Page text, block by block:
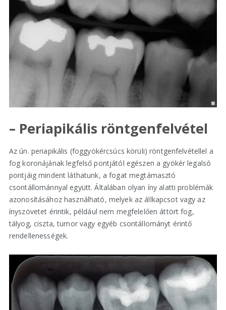
– Periapikális röntgenfelvétel
Az ún. periapikális (foggyökércsúcs körüli) röntgenfelvétellel a
fog koronájának legfelső pontjától egészen a gyökér legalsó
pontjáig mindent láthatunk, a fogat megtámasztó
csontállománnyal együtt. Általában olyan íny alatti problémák
azonosításához használható, melyek az állkapcsot vagy az
ínyszövetet érintik, például nem megfelelően áttört fog,
tályog, ciszta, tumor vagy egyéb csontállományt érintő
rendellenességek.